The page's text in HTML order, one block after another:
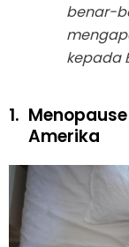
benar-
kepada
1.
Amerika